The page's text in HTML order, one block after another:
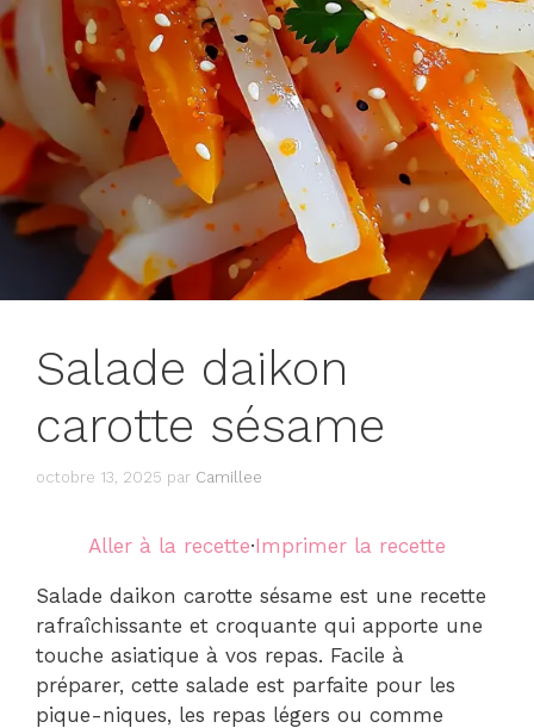
Salade daikon
carotte sésame
octobre 13, 2025 par Camillee
Aller à la recette·Imprimer la recette
Salade daikon carotte sésame est une recette
rafraîchissante et croquante qui apporte une
touche asiatique à vos repas. Facile à
préparer, cette salade est parfaite pour les
pique-niques, les repas légers ou comme